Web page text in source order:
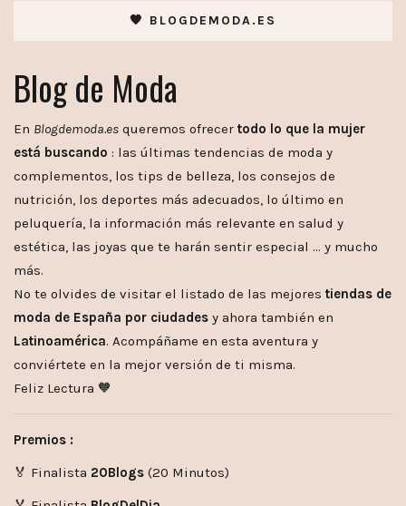
🧡 BLOGDEMODA.ES
Blog de Moda
En Blogdemoda.es queremos ofrecer todo lo que la mujer
está buscando : las últimas tendencias de moda y
complementos, los tips de belleza, los consejos de
nutrición, los deportes más adecuados, lo último en
peluquería, la información más relevante en salud y
estética, las joyas que te harán sentir especial … y mucho
más.
No te olvides de visitar el listado de las mejores tiendas de
moda de España por ciudades y ahora también en
Latinoamérica. Acompáñame en esta aventura y
conviértete en la mejor versión de ti misma.
Feliz Lectura 🧡
Premios :
🏅 Finalista 20Blogs (20 Minutos)